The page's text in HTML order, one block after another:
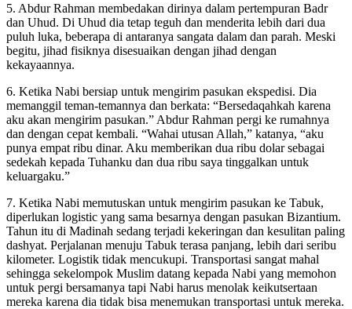
5. Abdur Rahman membedakan dirinya dalam pertempuran Badr
dan Uhud. Di Uhud dia tetap teguh dan menderita lebih dari dua
puluh luka, beberapa di antaranya sangata dalam dan parah. Meski
begitu, jihad fisiknya disesuaikan dengan jihad dengan
kekayaannya.
6. Ketika Nabi bersiap untuk mengirim pasukan ekspedisi. Dia
memanggil teman-temannya dan berkata: “Bersedaqahkah karena
aku akan mengirim pasukan.” Abdur Rahman pergi ke rumahnya
dan dengan cepat kembali. “Wahai utusan Allah,” katanya, “aku
punya empat ribu dinar. Aku memberikan dua ribu dolar sebagai
sedekah kepada Tuhanku dan dua ribu saya tinggalkan untuk
keluargaku.”
7. Ketika Nabi memutuskan untuk mengirim pasukan ke Tabuk,
diperlukan logistic yang sama besarnya dengan pasukan Bizantium.
Tahun itu di Madinah sedang terjadi kekeringan dan kesulitan paling
dashyat. Perjalanan menuju Tabuk terasa panjang, lebih dari seribu
kilometer. Logistik tidak mencukupi. Transportasi sangat mahal
sehingga sekelompok Muslim datang kepada Nabi yang memohon
untuk pergi bersamanya tapi Nabi harus menolak keikutsertaan
mereka karena dia tidak bisa menemukan transportasi untuk mereka.